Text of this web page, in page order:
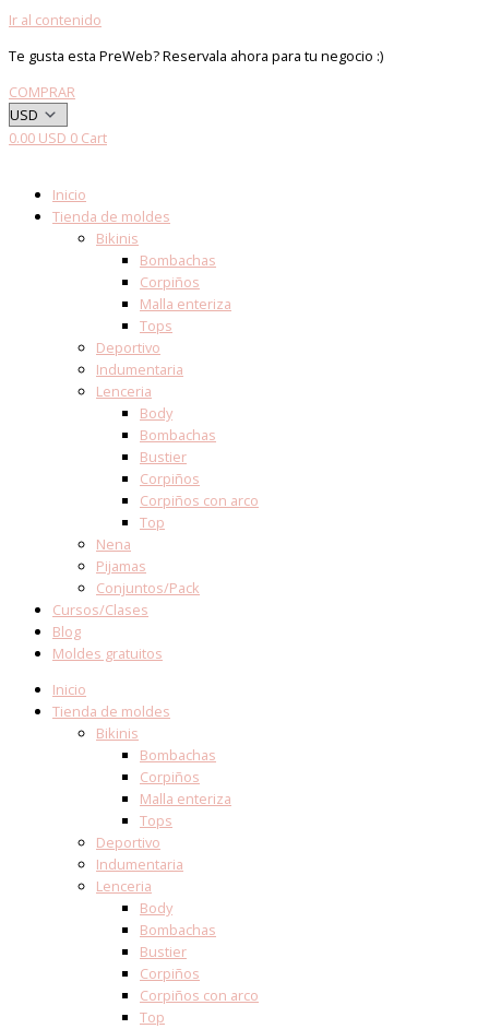
Ir al contenido
Te gusta esta PreWeb? Reservala ahora para tu negocio :)
COMPRAR
0.00 USD 0 Cart
Inicio
Tienda de moldes
Bikinis
Bombachas
Corpiños
Malla enteriza
Tops
Deportivo
Indumentaria
Lenceria
Body
Bombachas
Bustier
Corpiños
Corpiños con arco
Top
Nena
Pijamas
Conjuntos/Pack
Cursos/Clases
Blog
Moldes gratuitos
Inicio
Tienda de moldes
Bikinis
Bombachas
Corpiños
Malla enteriza
Tops
Deportivo
Indumentaria
Lenceria
Body
Bombachas
Bustier
Corpiños
Corpiños con arco
Top